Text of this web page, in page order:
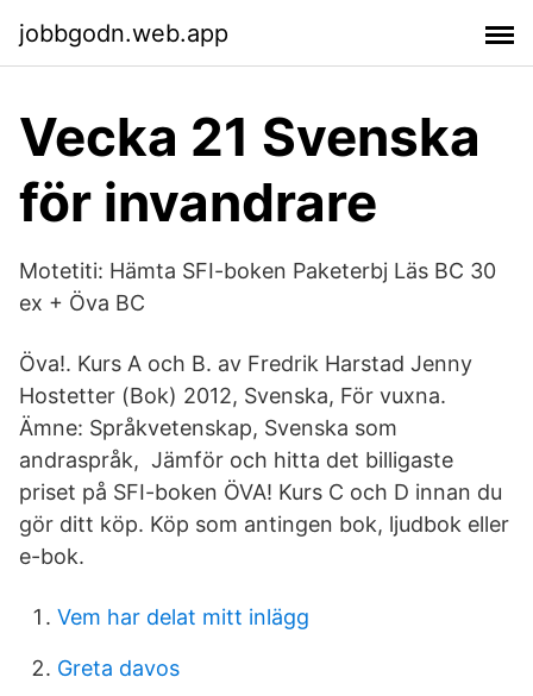
jobbgodn.web.app
Vecka 21 Svenska
för invandrare
Motetiti: Hämta SFI-boken Paketerbj Läs BC 30
ex + Öva BC
Öva!. Kurs A och B. av Fredrik Harstad Jenny
Hostetter (Bok) 2012, Svenska, För vuxna.
Ämne: Språkvetenskap, Svenska som
andraspråk, Jämför och hitta det billigaste
priset på SFI-boken ÖVA! Kurs C och D innan du
gör ditt köp. Köp som antingen bok, ljudbok eller
e-bok.
Vem har delat mitt inlägg
Greta davos